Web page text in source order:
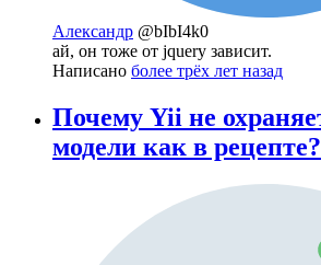
Александр @bIbI4k0
ай, он тоже от jquery зависит.
Написано более трёх лет назад
Почему Yii не
модели как в рецепте?